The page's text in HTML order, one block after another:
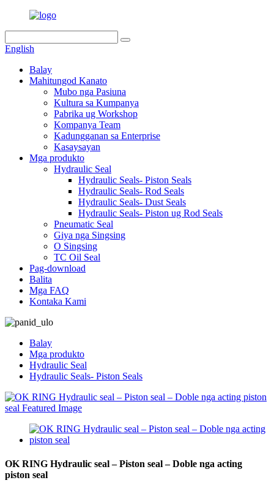
English
Balay
Mahitungod Kanato
Mubo nga Pasiuna
Kultura sa Kumpanya
Pabrika ug Workshop
Kompanya Team
Kadungganan sa Enterprise
Kasaysayan
Mga produkto
Hydraulic Seal
Hydraulic Seals- Piston Seals
Hydraulic Seals- Rod Seals
Hydraulic Seals- Dust Seals
Hydraulic Seals- Piston ug Rod Seals
Pneumatic Seal
Giya nga Singsing
O Singsing
TC Oil Seal
Pag-download
Balita
Mga FAQ
Kontaka Kami
Balay
Mga produkto
Hydraulic Seal
Hydraulic Seals- Piston Seals
OK RING Hydraulic seal – Piston seal – Doble nga acting
piston seal